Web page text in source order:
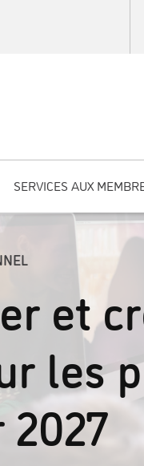
SERVICES AUX
et
les